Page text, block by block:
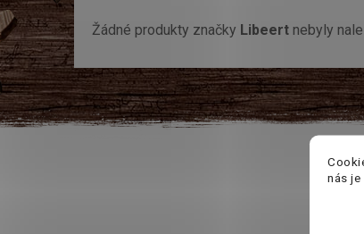
nás je
Žádné produkty značky Libeert nebyly